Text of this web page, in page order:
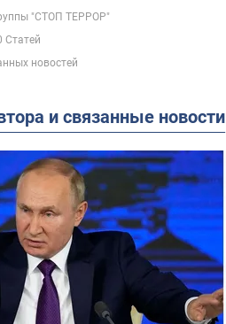
"СТОП ТЕРРОР"
Статей
новостей
и связанные новости